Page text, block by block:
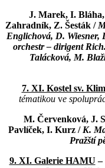
J. Marek, I.
Zahradník, Z. Šesták /
Englichová, D.
orchestr – dirigent
Talácková, M.
7. XI. Kostel sv.
tématikou ve
M. Červenková, J.
Pavlíček, I. Kurz / K.
Pražští
9. XI. Galerie HAMU –